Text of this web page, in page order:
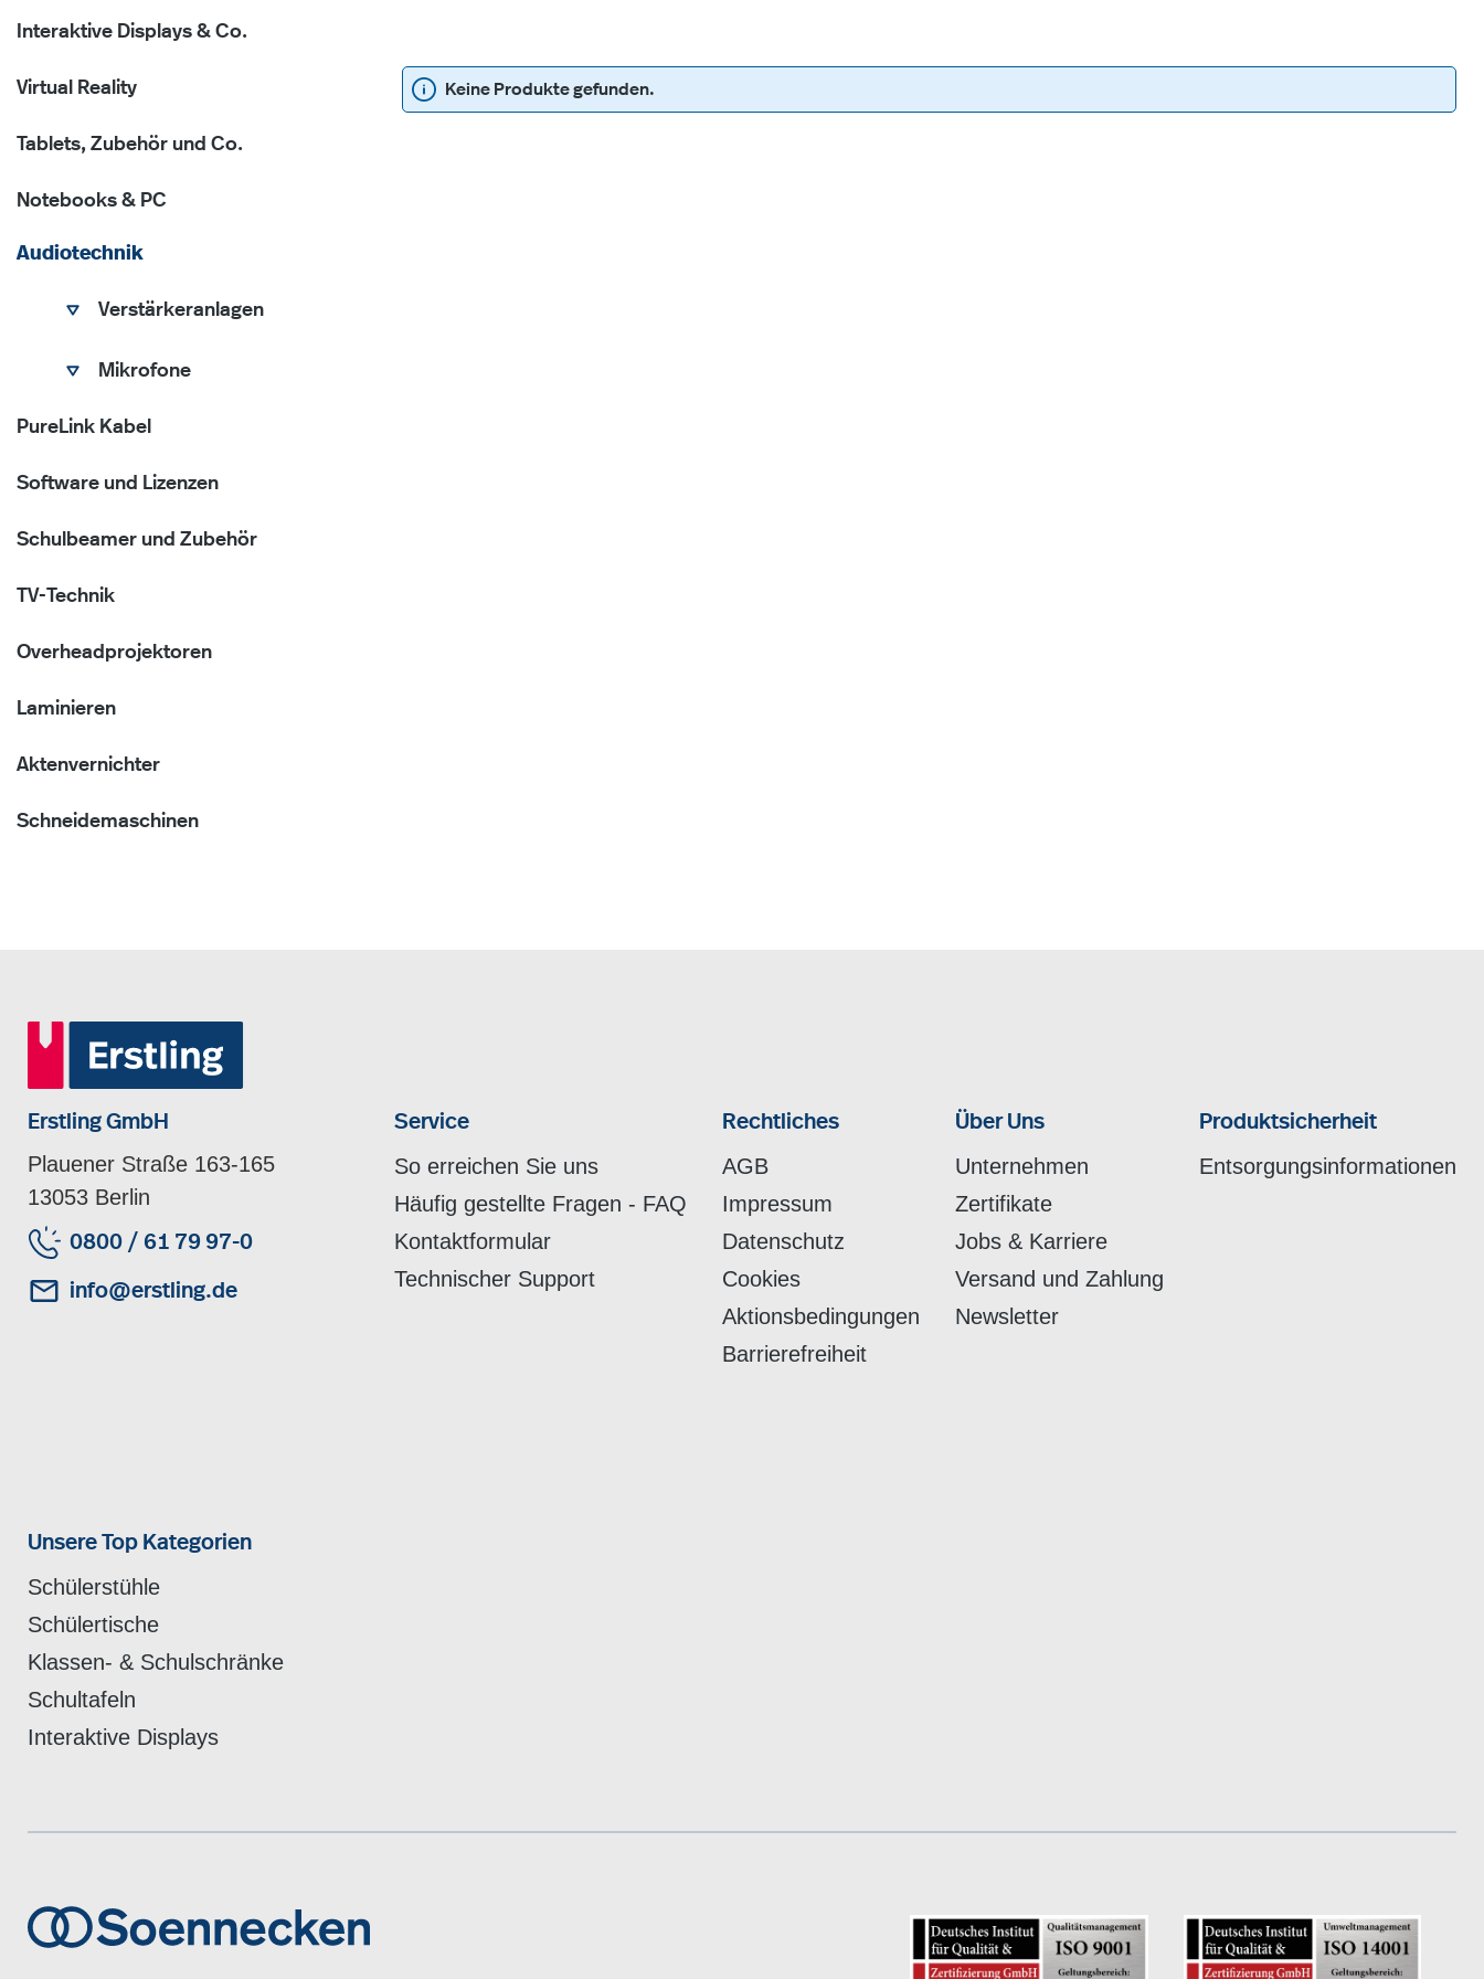
Interaktive Displays & Co.
Virtual Reality
Tablets, Zubehör und Co.
Notebooks & PC
Audiotechnik
Verstärkeranlagen
Mikrofone
PureLink Kabel
Software und Lizenzen
Schulbeamer und Zubehör
TV-Technik
Overheadprojektoren
Laminieren
Aktenvernichter
Schneidemaschinen
Keine Produkte gefunden.
Erstling GmbH
Plauener Straße 163-165
13053 Berlin
0800 / 61 79 97-0
info@erstling.de
Service
So erreichen Sie uns
Häufig gestellte Fragen - FAQ
Kontaktformular
Technischer Support
Rechtliches
AGB
Impressum
Datenschutz
Cookies
Aktionsbedingungen
Barrierefreiheit
Über Uns
Unternehmen
Zertifikate
Jobs & Karriere
Versand und Zahlung
Newsletter
Produktsicherheit
Entsorgungsinformationen
Unsere Top Kategorien
Schülerstühle
Schülertische
Klassen- & Schulschränke
Schultafeln
Interaktive Displays